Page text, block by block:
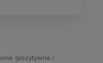
(pozytywne i